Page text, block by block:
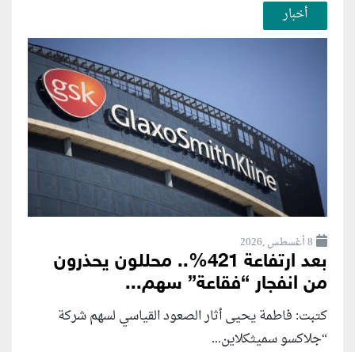
أخبار
8 أغسطس ,2026
بعد ارتفاعة 421%.. محللون يحذرون
من انفجار “فقاعة” سهم...
كتبت: فاطمة يحيى أثار الصعود القياسي لسهم شركة
“جلاكسو سميثكلاين...